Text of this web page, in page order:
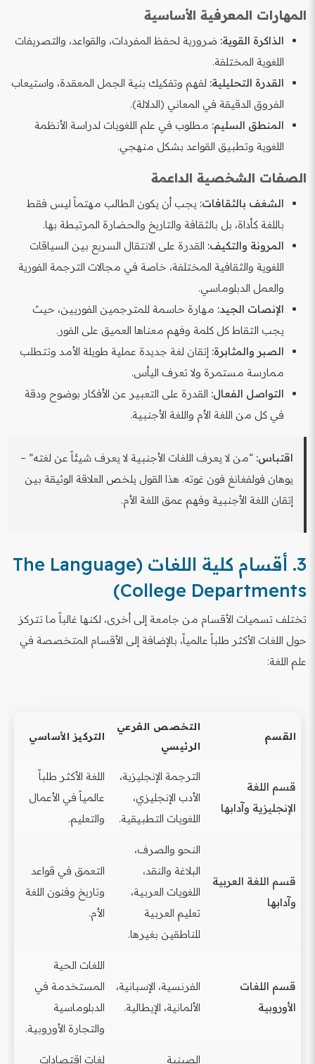
المهارات المعرفية الأساسية
الذاكرة القوية: ضرورية لحفظ المفردات، والقواعد، والتصريفات
اللغوية المختلفة.
القدرة التحليلية: لفهم وتفكيك بنية الجمل المعقدة، واستيعاب
الفروق الدقيقة في المعاني (الدلالة).
المنطق السليم: مطلوب في علم اللغويات لدراسة الأنظمة
اللغوية وتطبيق القواعد بشكل منهجي.
الصفات الشخصية الداعمة
الشغف بالثقافات: يجب أن يكون الطالب مهتماً ليس فقط
باللغة كأداة، بل بالثقافة والتاريخ والحضارة المرتبطة بها.
المرونة والتكيف: القدرة على الانتقال السريع بين السياقات
اللغوية والثقافية المختلفة، خاصة في مجالات الترجمة الفورية
والعمل الدبلوماسي.
الإنصات الجيد: مهارة حاسمة للمترجمين الفوريين، حيث
يجب التقاط كل كلمة وفهم معناها العميق على الفور.
الصبر والمثابرة: إتقان لغة جديدة عملية طويلة الأمد وتتطلب
ممارسة مستمرة ولا تعرف اليأس.
التواصل الفعال: القدرة على التعبير عن الأفكار بوضوح ودقة
في كل من اللغة الأم واللغة الأجنبية.
اقتباس: “من لا يعرف اللغات الأجنبية لا يعرف شيئاً عن لغته” –
يوهان فولفغانغ فون غوته. هذا القول يلخص العلاقة الوثيقة بين
إتقان اللغة الأجنبية وفهم عمق اللغة الأم.
3. أقسام كلية اللغات (The Language
College Departments)
تختلف تسميات الأقسام من جامعة إلى أخرى، لكنها غالباً ما تتركز
حول اللغات الأكثر طلباً عالمياً، بالإضافة إلى الأقسام المتخصصة في
علم اللغة:
القسم
التخصص الفرعي
الرئيسي
التركيز الأساسي
قسم اللغة
الإنجليزية وآدابها
الترجمة الإنجليزية،
الأدب الإنجليزي،
اللغويات التطبيقية.
اللغة الأكثر طلباً
عالمياً في الأعمال
والتعليم.
قسم اللغة العربية
وآدابها
النحو والصرف،
البلاغة والنقد،
اللغويات العربية،
تعليم العربية
للناطقين بغيرها.
التعمق في قواعد
وتاريخ وفنون اللغة
الأم.
قسم اللغات
الأوروبية
الفرنسية، الإسبانية،
الألمانية، الإيطالية.
اللغات الحية
المستخدمة في
الدبلوماسية
والتجارة الأوروبية.
الصينية لغات اقتصادات